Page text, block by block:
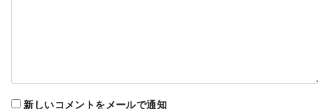
新しいコメントをメールで通知